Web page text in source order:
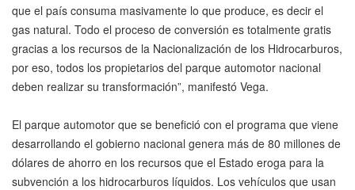
que el país consuma masivamente lo que produce, es decir el
gas natural. Todo el proceso de conversión es totalmente gratis
gracias a los recursos de la Nacionalización de los Hidrocarburos,
por eso, todos los propietarios del parque automotor nacional
deben realizar su transformación”, manifestó Vega.
El parque automotor que se benefició con el programa que viene
desarrollando el gobierno nacional genera más de 80 millones de
dólares de ahorro en los recursos que el Estado eroga para la
subvención a los hidrocarburos líquidos. Los vehículos que usan